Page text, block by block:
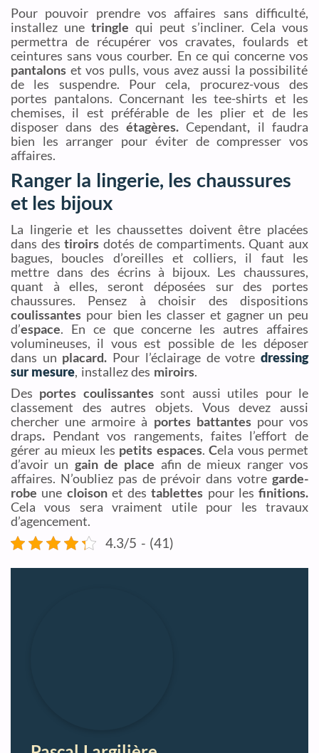
Pour pouvoir prendre vos affaires sans difficulté,
installez une tringle qui peut s’incliner. Cela vous
permettra de récupérer vos cravates, foulards et
ceintures sans vous courber. En ce qui concerne vos
pantalons et vos pulls, vous avez aussi la possibilité
de les suspendre. Pour cela, procurez-vous des
portes pantalons. Concernant les tee-shirts et les
chemises, il est préférable de les plier et de les
disposer dans des étagères.Cependant, il faudra
bien les arranger pour éviter de compresser vos
affaires.
Ranger la lingerie, les chaussures
et les bijoux
La lingerie et les chaussettes doivent être placées
dans destiroirsdotés de compartiments. Quant aux
bagues, boucles d’oreilles et colliers, il faut les
mettre dans des écrins à bijoux. Les chaussures,
quant à elles, seront déposées sur des portes
chaussures. Pensez à choisir des dispositions
coulissantes pour bien les classer et gagner un peu
d’espace. En ce que concerne les autres affaires
volumineuses, il vous est possible de les déposer
dans un placard. Pour l’éclairage de votredressing
sur mesure, installez des miroirs.
Des portes coulissantessont aussi utiles pour le
classement des autres objets. Vous devez aussi
chercher une armoire à portes battantes pour vos
draps. Pendant vos rangements, faites l’effort de
gérer au mieux les petits espaces. Cela vous permet
d’avoir un gain de place afin de mieux ranger vos
affaires. N’oubliez pas de prévoir dans votre garde-
robe une cloison et des tablettes pour les finitions.
Cela vous sera vraiment utile pour les travaux
d’agencement.
4.3/5 - (41)